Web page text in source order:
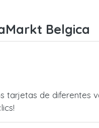
Belgica
tarjetas de diferentes